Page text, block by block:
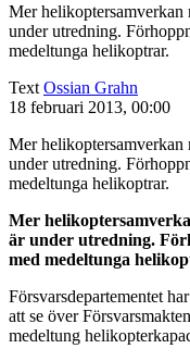
Mer helikoptersamverkan
under utredning.
medeltunga helikoptrar.
Text Ossian Grahn
18 februari 2013, 00:00
Mer helikoptersamverkan
under utredning.
medeltunga helikoptrar.
Mer
är under utredning.
med medeltunga
Försvarsdepartementet
att se över
medeltung